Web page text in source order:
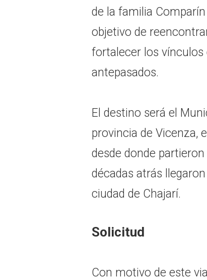
de la familia
objetivo de
fortalecer los
antepasados.
El destino será el
provincia de Vicenza,
desde donde
décadas atrás
ciudad de Chajarí.
Solicitud
Con motivo de este